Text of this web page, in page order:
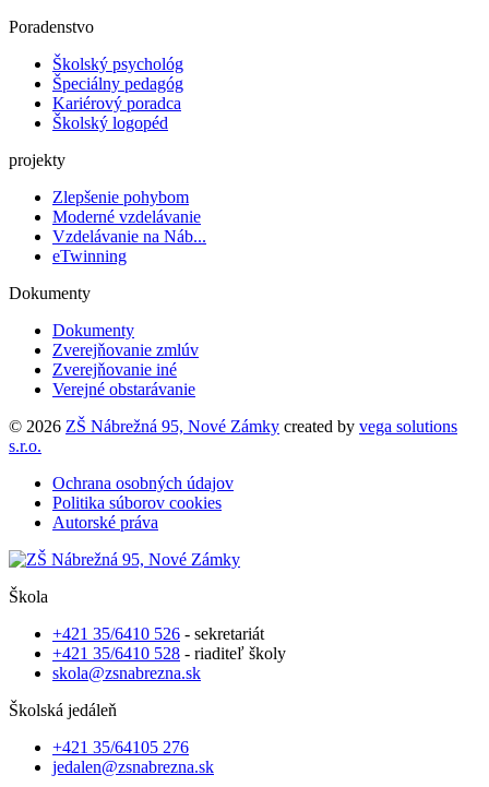
Poradenstvo
Školský psychológ
Špeciálny pedagóg
Kariérový poradca
Školský logopéd
projekty
Zlepšenie pohybom
Moderné vzdelávanie
Vzdelávanie na Náb...
eTwinning
Dokumenty
Dokumenty
Zverejňovanie zmlúv
Zverejňovanie iné
Verejné obstarávanie
© 2026 ZŠ Nábrežná 95, Nové Zámky created by vega solutions
s.r.o.
Ochrana osobných údajov
Politika súborov cookies
Autorské práva
Škola
+421 35/6410 526 - sekretariát
+421 35/6410 528 - riaditeľ školy
skola@zsnabrezna.sk
Školská jedáleň
+421 35/64105 276
jedalen@zsnabrezna.sk